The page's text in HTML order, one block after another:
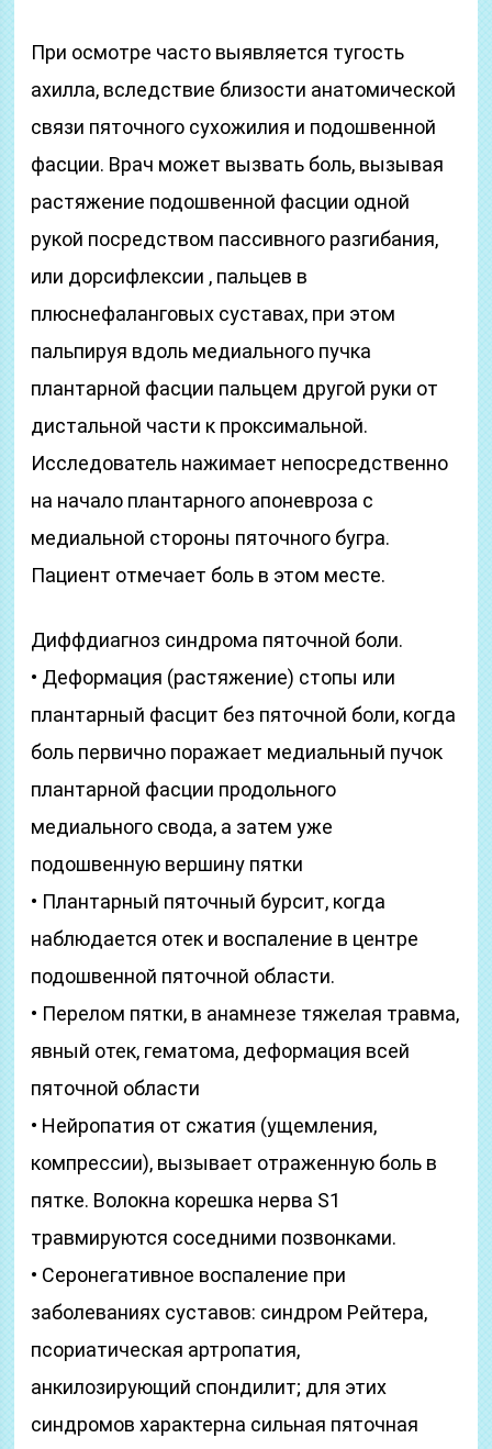
При осмотре часто выявляется тугость
ахилла, вследствие близости анатомической
связи пяточного сухожилия и подошвенной
фасции. Врач может вызвать боль, вызывая
растяжение подошвенной фасции одной
рукой посредством пассивного разгибания,
или дорсифлексии , пальцев в
плюснефаланговых суставах, при этом
пальпируя вдоль медиального пучка
плантарной фасции пальцем другой руки от
дистальной части к проксимальной.
Исследователь нажимает непосредственно
на начало плантарного апоневроза с
медиальной стороны пяточного бугра.
Пациент отмечает боль в этом месте.
Диффдиагноз синдрома пяточной боли.
• Деформация (растяжение) стопы или
плантарный фасцит без пяточной боли, когда
боль первично поражает медиальный пучок
плантарной фасции продольного
медиального свода, а затем уже
подошвенную вершину пятки
• Плантарный пяточный бурсит, когда
наблюдается отек и воспаление в центре
подошвенной пяточной области.
• Перелом пятки, в анамнезе тяжелая травма,
явный отек, гематома, деформация всей
пяточной области
• Нейропатия от сжатия (ущемления,
компрессии), вызывает отраженную боль в
пятке. Волокна корешка нерва S1
травмируются соседними позвонками.
• Серонегативное воспаление при
заболеваниях суставов: синдром Рейтера,
псориатическая артропатия,
анкилозирующий спондилит; для этих
синдромов характерна сильная пяточная